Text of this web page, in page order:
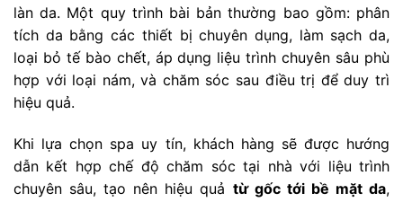
làn da. Một quy trình bài bản thường bao gồm: phân
tích da bằng các thiết bị chuyên dụng, làm sạch da,
loại bỏ tế bào chết, áp dụng liệu trình chuyên sâu phù
hợp với loại nám, và chăm sóc sau điều trị để duy trì
hiệu quả.
Khi lựa chọn spa uy tín, khách hàng sẽ được hướng
dẫn kết hợp chế độ chăm sóc tại nhà với liệu trình
chuyên sâu, tạo nên hiệu quả từ gốc tới bề mặt da,